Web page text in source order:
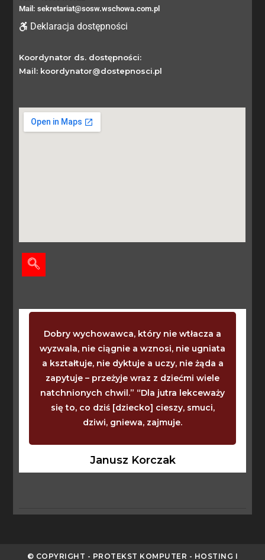
Mail: sekretariat@sosw.wschowa.com.pl
Deklaracja dostępności
Koordynator ds. dostępności:
Mail: koordynator@dostepnosci.pl
Dobry wychowawca, który nie wtłacza a
wyzwala, nie ciągnie a wznosi, nie ugniata
a kształtuje, nie dyktuje a uczy, nie żąda a
zapytuje – przeżyje wraz z dziećmi wiele
natchnionych chwil.” “Dla jutra lekceważy
się to, co dziś [dziecko] cieszy, smuci,
dziwi, gniewa, zajmuje.
Janusz Korczak
© COPYRIGHT - PROTEKST KOMPUTER - HOSTING I